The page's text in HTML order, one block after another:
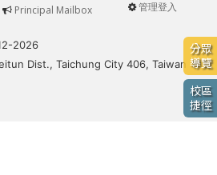
分眾
導覽
校區
捷徑
User
管理登入
Principal Mailbox
2026
Dist., Taichung City 406, Taiwan